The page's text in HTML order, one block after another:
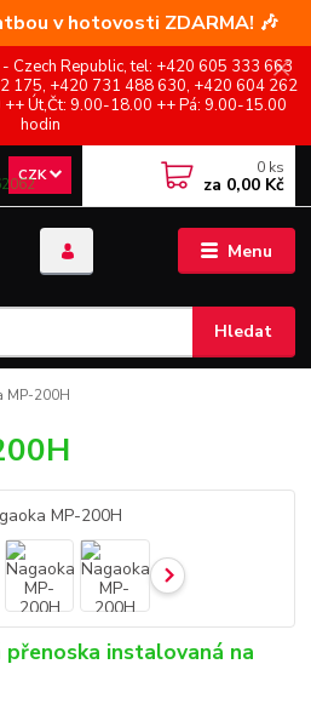
v hotovosti ZDARMA! 🎶
Czech Republic, tel: +420 605 333 663
175, +420 731 488 630, +420 604 262
Út,Čt: 9.00-18.00 ++ Pá: 9.00-15.00
hodin
Menu
CZK
Hledat
0 ks
za 0,00 Kč
MP-200H
instalovaná na